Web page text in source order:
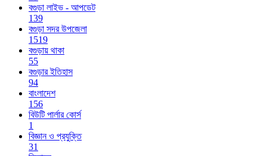
বগুড়া লাইভ - আপডেট
139
বগুড়া সদর উপজেলা
1519
বগুড়ায় থাকা
55
বগুড়ার ইতিহাস
94
বাংলাদেশ
156
বিউটি পার্লার কোর্স
1
বিজ্ঞান ও প্রযুক্তি
31